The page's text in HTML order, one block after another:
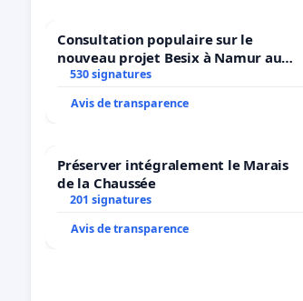
Consultation populaire sur le
nouveau projet Besix à Namur au
Parc Léopold ?
530 signatures
Avis de transparence
Préserver intégralement le Marais
de la Chaussée
201 signatures
Avis de transparence